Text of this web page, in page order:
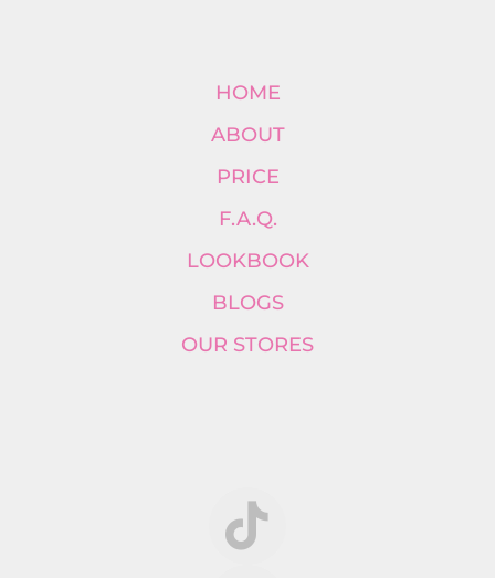
HOME
ABOUT
PRICE
F.A.Q.
LOOKBOOK
BLOGS
OUR STORES